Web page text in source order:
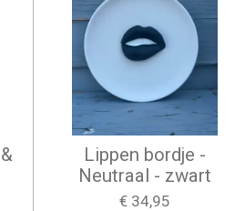
Lippen bordje -
Neutraal - zwart
€ 34,95